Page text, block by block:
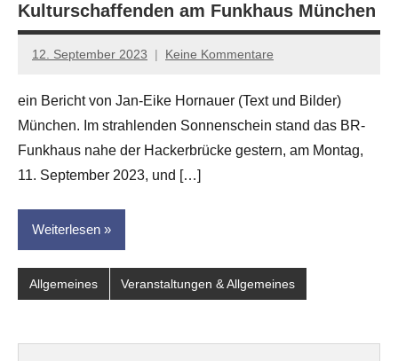
Kulturschaffenden am Funkhaus München
12. September 2023
Jan-
Hornauer
für
dasgedichtblog
Keine Kommentare
ein Bericht von Jan-Eike Hornauer (Text und Bilder)
München. Im strahlenden Sonnenschein stand das BR-
Funkhaus nahe der Hackerbrücke gestern, am Montag,
11. September 2023, und […]
Weiterlesen
Allgemeines Veranstaltungen & Allgemeines